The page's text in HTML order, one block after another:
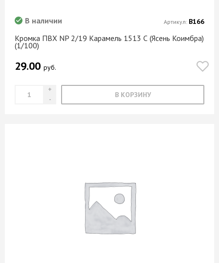
Кромка ПВХ NP 2/19 Карамель 1513 С (Ясень Коимбра)
(1/100)
В наличии
29.00 руб.
В КОРЗИНУ
Артикул: В166